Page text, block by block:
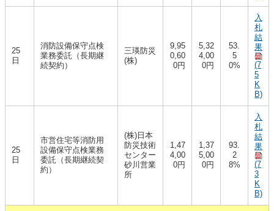
25
日
消防設備保守点検
業務委託（長期継
続契約）
三瑛防災
(株)
9,95
0,60
0円
5,32
4,00
0円
53.
5
0%
入
札
結
果
(7
5
K
B)
25
日
市営住宅等消防用
設備保守点検業務
委託（長期継続契
約）
(株)日本
防災技術
センター
砂川営業
所
1,47
4,00
0円
1,37
5,00
0円
93.
2
8%
入
札
結
果
(7
3
K
B)